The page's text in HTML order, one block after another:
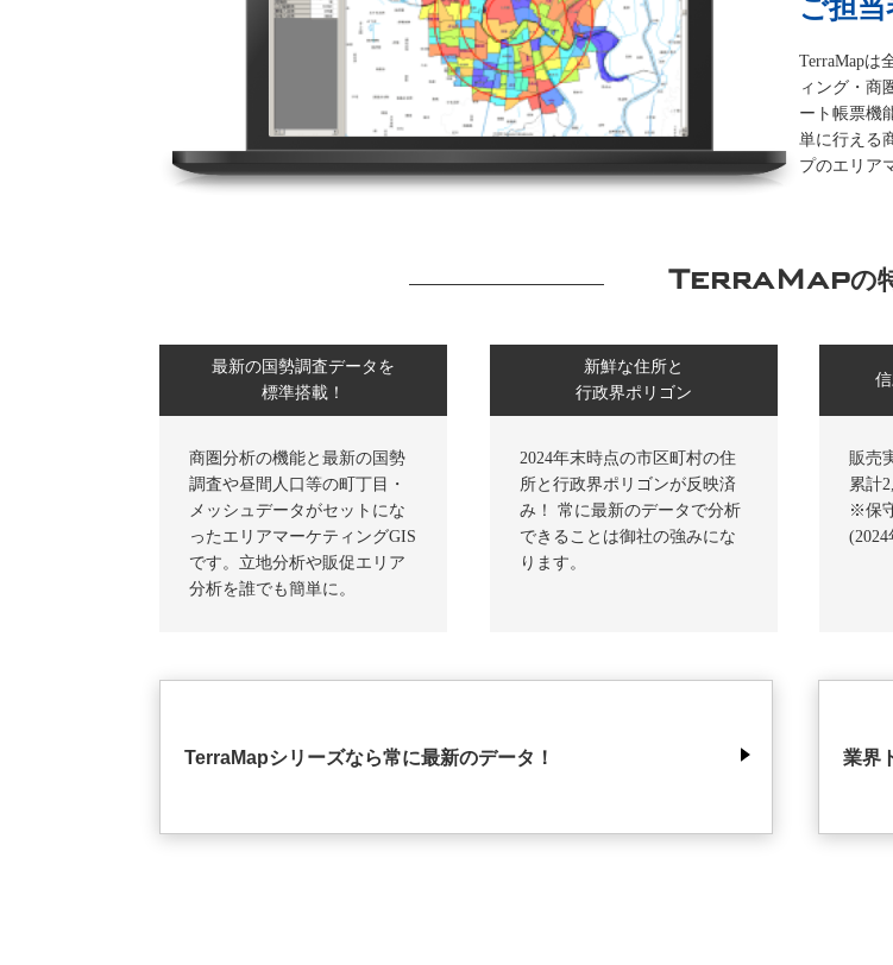
ご担
TerraMapは
ィング・商
ート帳票機
単に行える
プのエリア
TerraMapの
最新の国勢調査データを
標準搭載！
商圏分析の機能と最新の国勢
調査や昼間人口等の町丁目・
メッシュデータがセットにな
ったエリアマーケティングGIS
です。立地分析や販促エリア
分析を誰でも簡単に。
新鮮な住所と
行政界ポリゴン
2024年末時点の市区町村の住
所と行政界ポリゴンが反映済
み！ 常に最新のデータで分析
できることは御社の強みにな
ります。
販売
累計
※保
TerraMapシリーズなら常に最新のデータ！ 業界